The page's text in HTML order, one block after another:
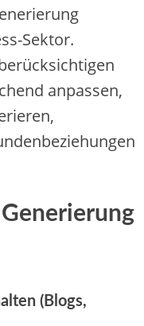
Sektor.
anpassen,
(Blogs,